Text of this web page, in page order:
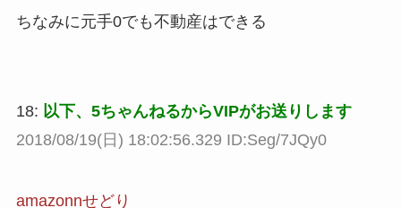
ちなみに元手0でも不動産はできる
18: 以下、5ちゃんねるからVIPがお送りします
2018/08/19(日) 18:02:56.329 ID:Seg/7JQy0
amazonnせどり